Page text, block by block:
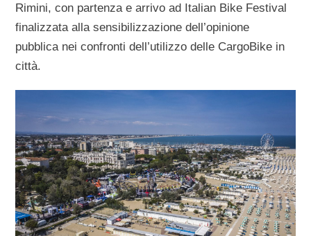
Rimini, con partenza e arrivo ad Italian Bike Festival
finalizzata alla sensibilizzazione dell’opinione
pubblica nei confronti dell’utilizzo delle CargoBike in
città.